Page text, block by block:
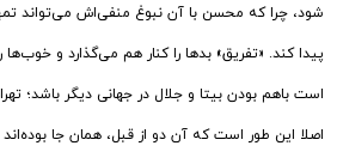
شود، چرا که محسن با آن نبوغ منفی‌اش می‌تواند
پیدا کند. «تفریق» بدها را کنار هم می‌گذارد و خوب‌ها
است باهم بودن بیتا و جلال در جهانی دیگر باشد؛
اصلا این طور است که آن دو از قبل، همان جا